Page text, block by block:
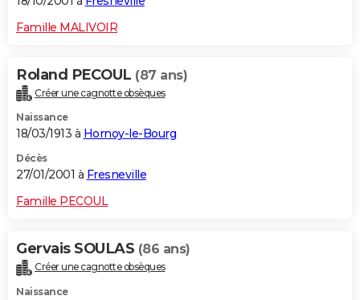
Famille MALIVOIR
Roland PECOUL (87 ans)
Créer une cagnotte obsèques
Naissance
18/03/1913 à Hornoy-le-Bourg
Décès
27/01/2001 à Fresneville
Famille PECOUL
Gervais SOULAS (86 ans)
Créer une cagnotte obsèques
Naissance